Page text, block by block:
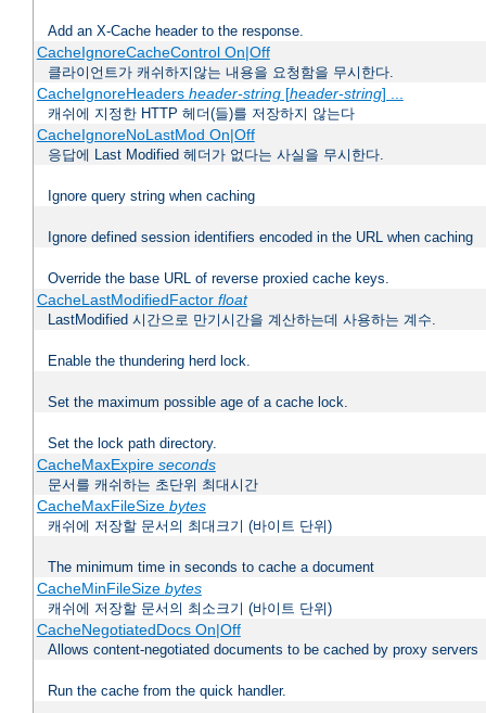
Add an X-Cache header to the response.
CacheIgnoreCacheControl On|Off
클라이언트가 캐쉬하지않는 내용을 요청함을 무시한다.
CacheIgnoreHeaders header-string[header-string] ...
캐쉬에 지정한 HTTP 헤더(들)를 저장하지 않는다
CacheIgnoreNoLastMod On|Off
응답에 Last Modified 헤더가 없다는 사실을 무시한다.
Ignore query string when caching
Ignore defined session identifiers encoded in the URL when caching
Override the base URL of reverse proxied cache keys.
CacheLastModifiedFactor float
LastModified 시간으로 만기시간을 계산하는데 사용하는 계수.
Enable the thundering herd lock.
Set the maximum possible age of a cache lock.
Set the lock path directory.
CacheMaxExpire seconds
문서를 캐쉬하는 초단위 최대시간
CacheMaxFileSize bytes
캐쉬에 저장할 문서의 최대크기 (바이트 단위)
The minimum time in seconds to cache a document
CacheMinFileSize bytes
캐쉬에 저장할 문서의 최소크기 (바이트 단위)
CacheNegotiatedDocs On|Off
Allows content-negotiated documents to be cached by proxy servers
Run the cache from the quick handler.